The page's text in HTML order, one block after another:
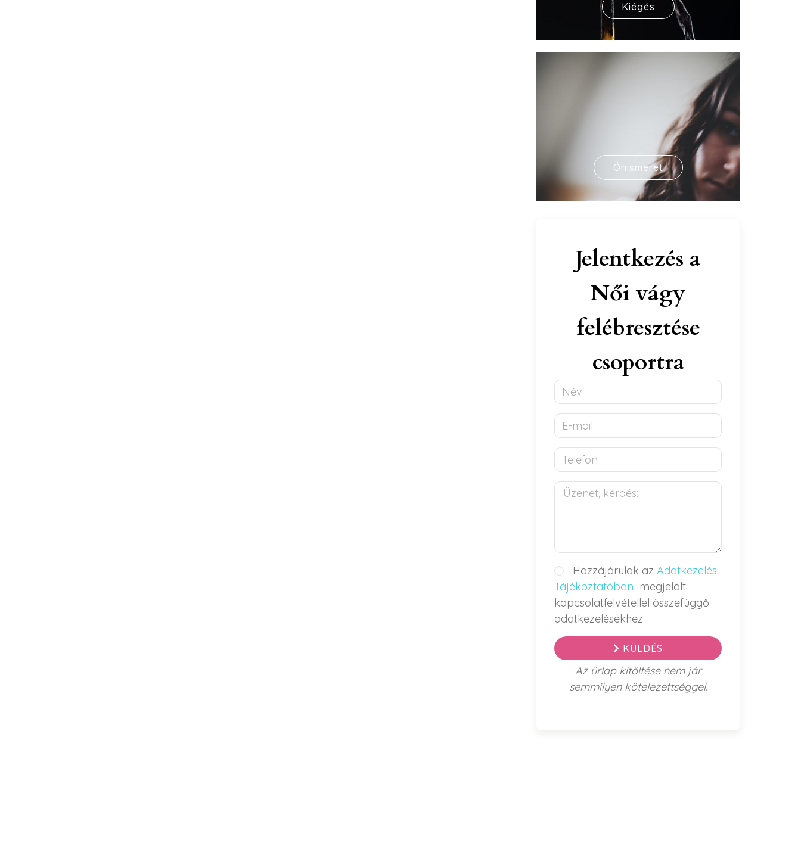
Kiégés
Önismeret
Jelentkezés a
Női vágy
felébresztése
csoportra
Hozzájárulok az Adatkezelési
Tájékoztatóban megjelölt
kapcsolatfelvétellel összefüggő
adatkezelésekhez
KÜLDÉS
Az űrlap kitöltése nem jár
semmilyen kötelezettséggel.